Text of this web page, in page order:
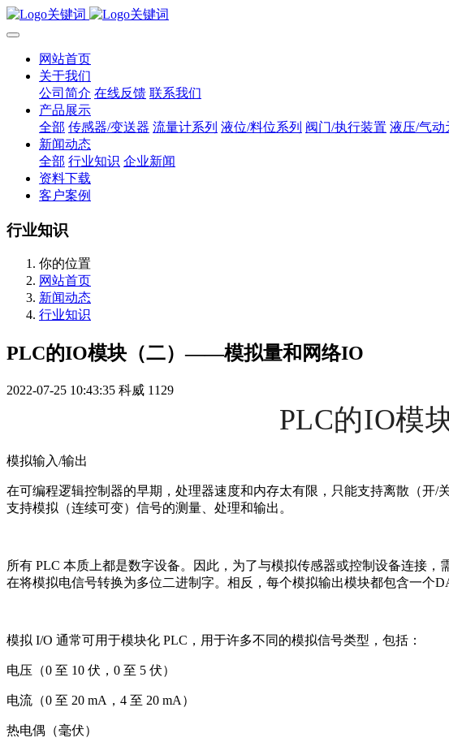
网站首页
关于我们
公司简介 在线反馈 联系我们
产品展示
全部 传感器/变送器 流量计系列 液位/料位系列 阀门/执行装置 液压/气动
新闻动态
全部 行业知识 企业新闻
资料下载
客户案例
行业知识
你的位置
网站首页
新闻动态
行业知识
PLC的IO模块（二）——模拟量和网络IO
2022-07-25 10:43:35 科威 1129
PLC的IO模
模拟输入/输出
在可编程逻辑控制器的早期，处理器速度和内存太有限，只能支持离散（开/
支持模拟（连续可变）信号的测量、处理和输出。
所有 PLC 本质上都是数字设备。因此，为了与模拟传感器或控制设备连接
在将模拟电信号转换为多位二进制字。相反，每个模拟输出模块都包含一个
模拟 I/O 通常可用于模块化 PLC，用于许多不同的模拟信号类型，包括：
电压（0 至 10 伏，0 至 5 伏）
电流（0 至 20 mA，4 至 20 mA）
热电偶（毫伏）